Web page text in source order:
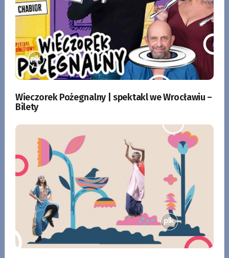
Wieczorek Pożegnalny | spektakl we Wrocławiu –
Bilety